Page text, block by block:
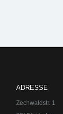
ADRESSE
Zechwaldstr. 1